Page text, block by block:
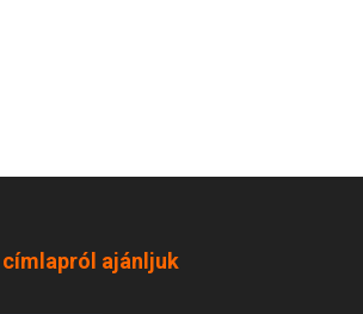
címlapról ajánljuk